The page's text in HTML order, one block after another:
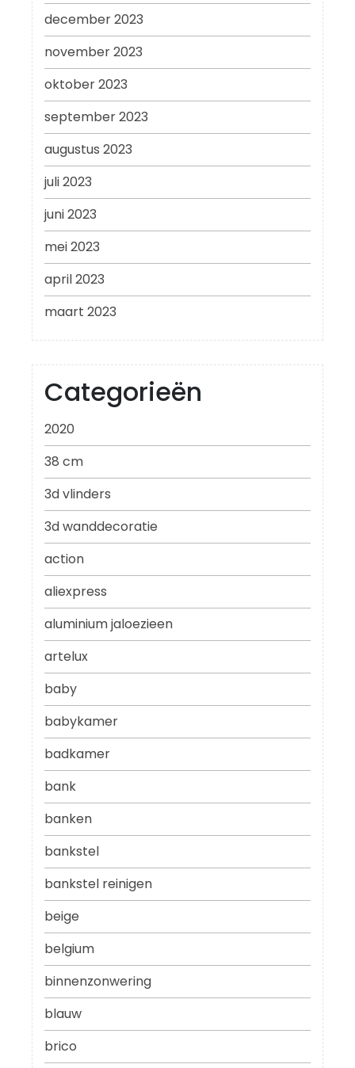
december 2023
november 2023
oktober 2023
september 2023
augustus 2023
juli 2023
juni 2023
mei 2023
april 2023
maart 2023
Categorieën
2020
38 cm
3d vlinders
3d wanddecoratie
action
aliexpress
aluminium jaloezieen
artelux
baby
babykamer
badkamer
bank
banken
bankstel
bankstel reinigen
beige
belgium
binnenzonwering
blauw
brico